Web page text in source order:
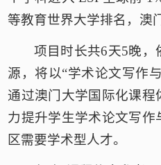
等教育世界大学排名，澳
项目时长共6天5晚，
源，将以“学术论文写作
通过澳门大学国际化课
力提升学生学术论文写
区需要学术型人才。